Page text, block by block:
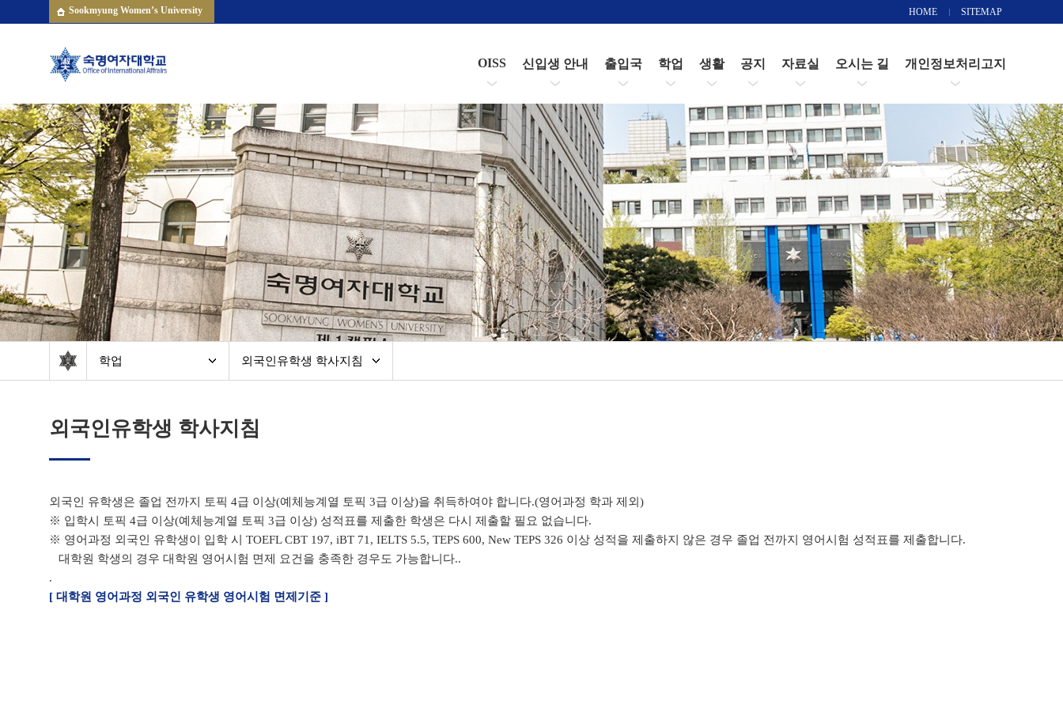
Sookmyung Women’s University HOME SITEMAP
OISS
총장님 인사말
소개
신입생 안내
숙명포털시스템
헤이영캠퍼스 앱
캠퍼스 맵
출입국
관할 출입국, 외국인 관서
비자
외국인등록
보험
시간제취업(아르바이트)
학업
학사일정
등록
수강신청
휴학 및 복학
제적
졸업
생활
장학금
증명서발급
외국인유학생 지원
외국인유학생 필수교육
주요행정부서
기숙사
공지
News
SMWU Notice
Notice
자료실
문서양식함
가이드북
오시는 길
오시는 길
개인정보처리고지
학업
신입생 안내
학업
생활
외국인유학생 학사지침
등록
휴학 및 복학
제적
졸업
외국인유학생 학사지침
외국인 유학생은 졸업 전까지 토픽 4급 이상(예체능계열 토픽 3급 이상)을 취득하여야 합니다.(영어과정 학과 제외)
※ 입학시 토픽 4급 이상(예체능계열 토픽 3급 이상) 성적표를 제출한 학생은 다시 제출할 필요 없습니다.
※ 영어과정 외국인 유학생이 입학 시 TOEFL CBT 197, iBT 71, IELTS 5.5, TEPS 600, New TEPS 326 이상 성적을 제출하지 않은 경우 졸업 전까지 영어시험 성적표를 제출합니다.
대학원 학생의 경우 대학원 영어시험 면제 요건을 충족한 경우도 가능합니다..
.
[ 대학원 영어과정 외국인 유학생 영어시험 면제기준 ]